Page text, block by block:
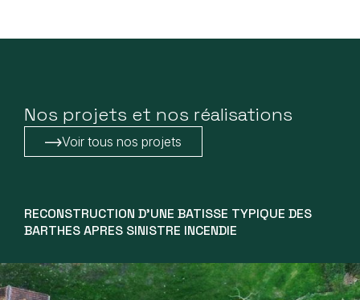
Nos projets et nos réalisations
Voir tous nos projets
RECONSTRUCTION D’UNE BATISSE TYPIQUE DES
BARTHES APRES SINISTRE INCENDIE